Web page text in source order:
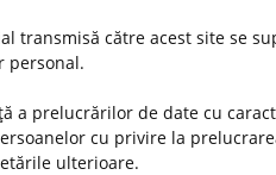
transmisă către acest site se
personal.
a prelucrărilor de date cu
cu privire la
ulterioare.